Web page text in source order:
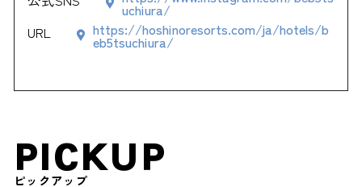
uchiura/
URL
https://hoshinoresorts.com/ja/hotels/b
eb5tsuchiura/
PICKUP
ピックアップ